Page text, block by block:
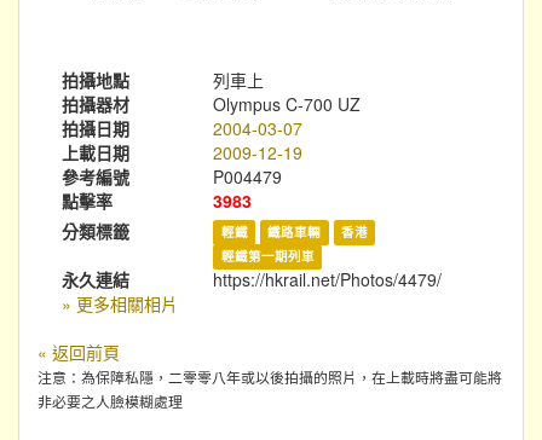
拍攝地點
列車上
拍攝器材
Olympus C-700 UZ
拍攝日期
2004-03-07
上載日期
2009-12-19
參考編號
P004479
點擊率
3983
分類標籤
輕鐵 鐵路車輛
香港
輕鐵第一期列車
永久連結
https://hkrail.net/Photos/4479/
» 更多相關相片
« 返回前頁
注意：為保障私隱，二零零八年或以後拍攝的照片，在上載時將盡可能將
非必要之人臉模糊處理